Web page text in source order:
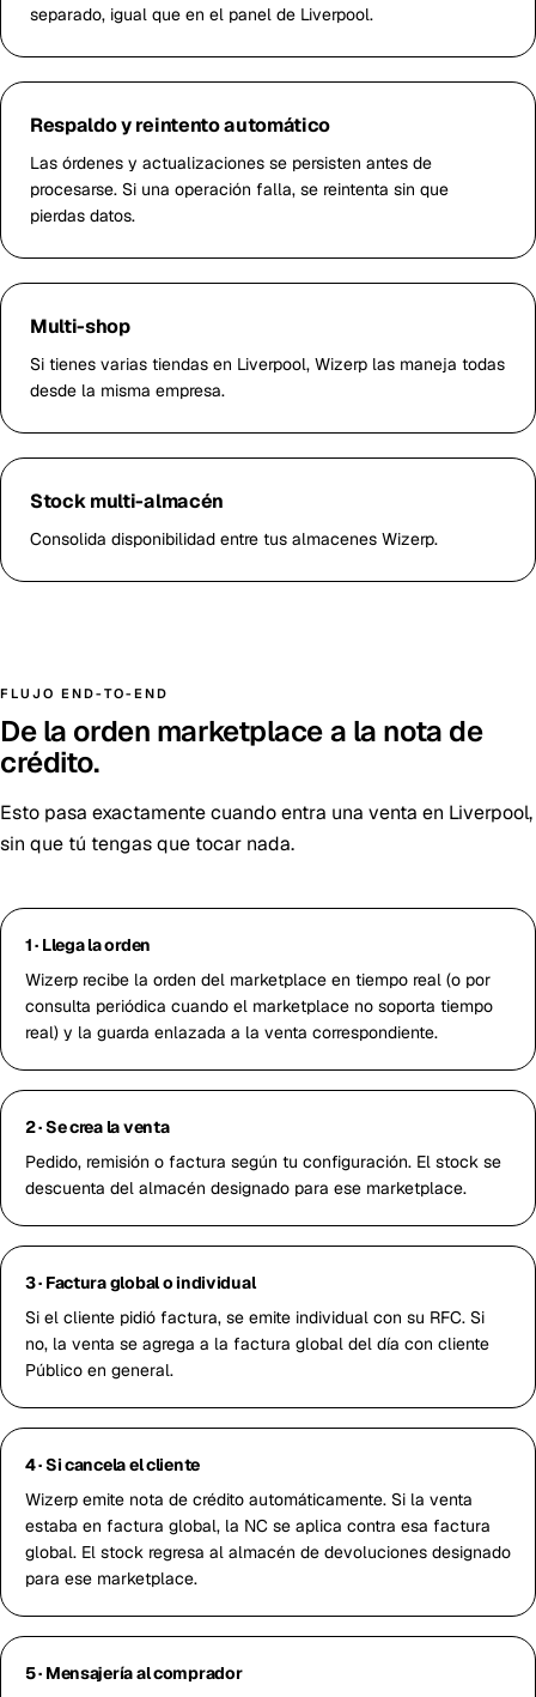
separado, igual que en el panel de Liverpool.
Respaldo y reintento automático
Las órdenes y actualizaciones se persisten antes de
procesarse. Si una operación falla, se reintenta sin que
pierdas datos.
Multi-shop
Si tienes varias tiendas en Liverpool, Wizerp las maneja todas
desde la misma empresa.
Stock multi-almacén
Consolida disponibilidad entre tus almacenes Wizerp.
FLUJO END-TO-END
De la orden marketplace a la nota de
crédito.
Esto pasa exactamente cuando entra una venta en Liverpool,
sin que tú tengas que tocar nada.
1 · Llega la orden
Wizerp recibe la orden del marketplace en tiempo real (o por
consulta periódica cuando el marketplace no soporta tiempo
real) y la guarda enlazada a la venta correspondiente.
2 · Se crea la venta
Pedido, remisión o factura según tu configuración. El stock se
descuenta del almacén designado para ese marketplace.
3 · Factura global o individual
Si el cliente pidió factura, se emite individual con su RFC. Si
no, la venta se agrega a la factura global del día con cliente
Público en general.
4 · Si cancela el cliente
Wizerp emite nota de crédito automáticamente. Si la venta
estaba en factura global, la NC se aplica contra esa factura
global. El stock regresa al almacén de devoluciones designado
para ese marketplace.
5 · Mensajería al comprador